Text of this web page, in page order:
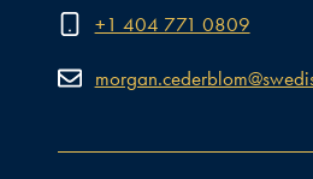
+1 404 771 0809